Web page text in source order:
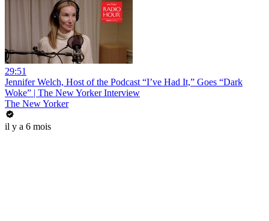
29:51
Jennifer Welch, Host of the Podcast “I’ve Had It,” Goes “Dark
Woke” | The New Yorker Interview
The New Yorker
il y a 6 mois